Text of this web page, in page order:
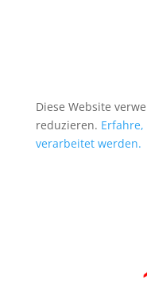
Diese Website
reduzieren.
verarbeitet werden.